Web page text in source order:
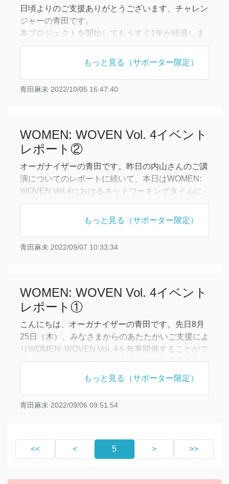
日頃よりのご支援ありがとうございます、チャレン
ジャーの青田です。
本プロジェクトを開始してもうすぐ1年が経過しま
す。みなさまのあたたかいご支援を受けて、この1
年で以下のとおりイベントを開催することができま
＊＊＊
・ネットワーキングタイ
もっと見る（サポーター限定）
青田麻未 2022/10/05 16:47:40
WOMEN: WOVEN Vol. 4イベント
レポート②
オーガナイザーの青田です。昨日の内山さんのご講
演についてのレポートに続いて、本日はWOMEN:
WOVEN Vol.4におけるネットワーキングタイムに
ついてご報告いたします。今回は、「問いの深め方
を考えよう！」というテーマで、レポートや卒論・
の場面で、一つの問いを深く掘り下げていくにはど
うしたらいいか、考えや経験をシェアしました。
もっと見る（サポーター限定）
青田麻未 2022/09/07 10:33:34
WOMEN: WOVEN Vol. 4イベント
レポート①
こんにちは、オーガナイザーの青田です。先日8月
25日（木）、みなさまからのあたたかいご支援によ
りWOMEN: WOVEN Vol. 4を無事開催することがで
きました。まずオーガナイザー一同、心より御礼申
疑応答、そしてあるテーマについて参加者がフラッ
トに話をすることで横のつながりをつくるためのネ
もっと見る（サポーター限定）
青田麻未 2022/09/06 09:51:54
<< < 5 > >>